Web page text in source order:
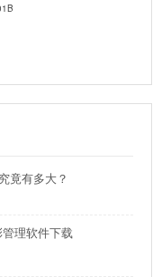
竟有多大？
理软件下载